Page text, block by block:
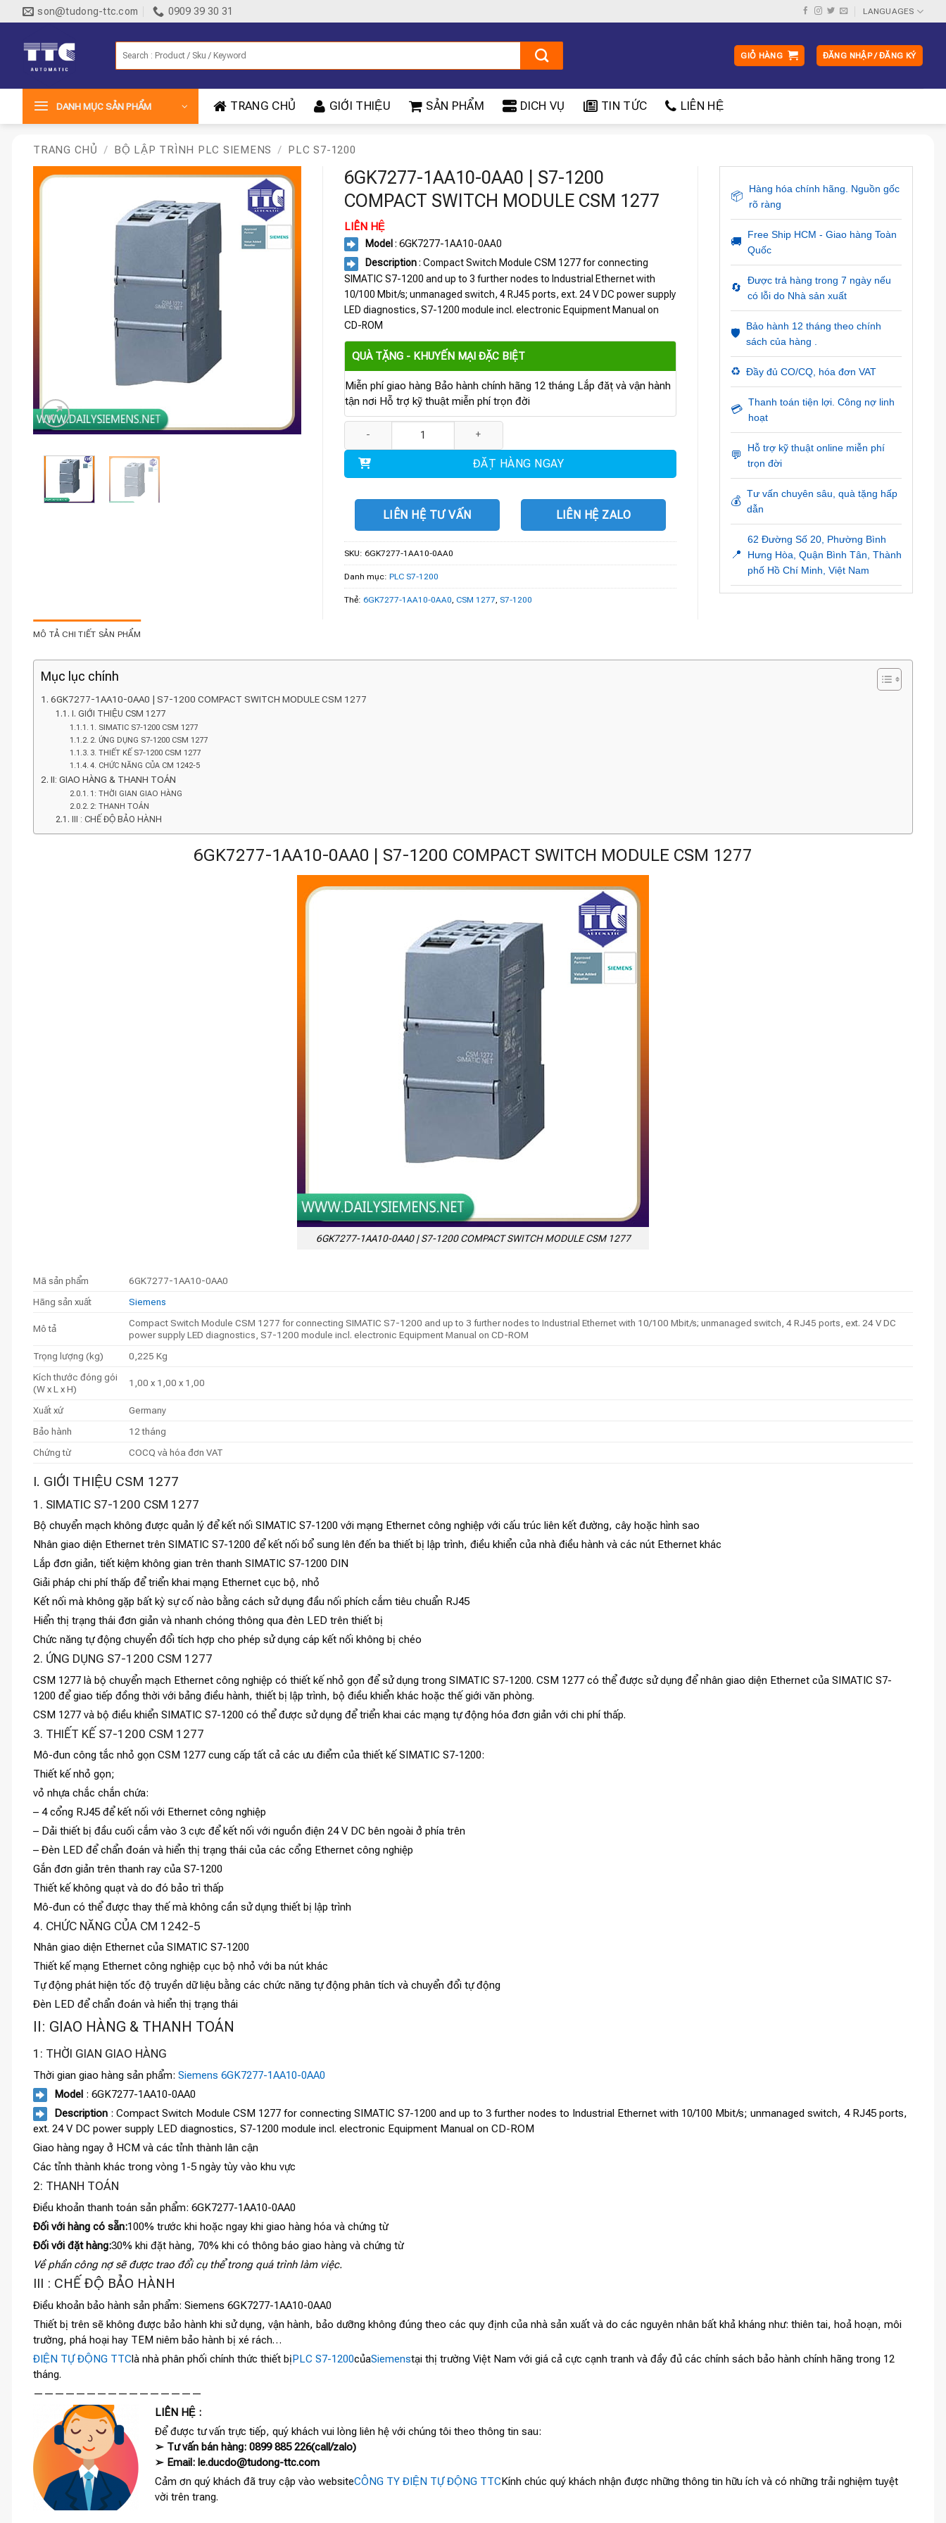
qua
son@tudong-ttc.com 0909 39 30 31 LANGUAGES
GIỎ HÀNG ĐĂNG NHẬP / ĐĂNG KÝ
DANH MỤC SẢN PHẨM TRANG CHỦ GIỚI THIỆU SẢN PHẨM DICH VỤ TIN TỨC LIÊN HỆ
TRANG CHỦ / BỘ LẬP TRÌNH PLC SIEMENS / PLC S7-1200
6GK7277-1AA10-0AA0 | S7-1200
COMPACT SWITCH MODULE CSM 1277
LIÊN HỆ
Model : 6GK7277-1AA10-0AA0
Description: Compact Switch Module CSM 1277 for connecting
SIMATIC S7-1200 and up to 3 further nodes to Industrial Ethernet with
10/100 Mbit/s; unmanaged switch, 4 RJ45 ports, ext. 24 V DC power supply
LED diagnostics, S7-1200 module incl. electronic Equipment Manual on
CD-ROM
QUÀ TẶNG - KHUYẾN MẠI ĐẶC BIỆT
Miễn phí giao hàng Bảo hành chính hãng 12 tháng Lắp đặt và vận hành
tận nơi Hỗ trợ kỹ thuật miễn phí trọn đời
ĐẶT HÀNG NGAY
LIÊN HỆ TƯ VẤN LIÊN HỆ ZALO
SKU: 6GK7277-1AA10-0AA0
Danh mục: PLC S7-1200
Thẻ: 6GK7277-1AA10-0AA0 CSM 1277 S7-1200
📦
Hàng hóa chính hãng. Nguồn gốc
rõ ràng
🚚
Free Ship HCM - Giao hàng Toàn
Quốc
🔄
Được trả hàng trong 7 ngày nếu
có lỗi do Nhà sản xuất
🛡️
Bảo hành 12 tháng theo chính
sách của hàng .
♻️ Đầy đủ CO/CQ, hóa đơn VAT
💳
Thanh toán tiện lợi. Công nợ linh
hoạt
💬
Hỗ trợ kỹ thuật online miễn phí
trọn đời
💰
Tư vấn chuyên sâu, quà tặng hấp
dẫn
📍
62 Đường Số 20, Phường Bình
Hưng Hòa, Quận Bình Tân, Thành
phố Hồ Chí Minh, Việt Nam
MÔ TẢ CHI TIẾT SẢN PHẨM
Mục lục chính
6GK7277-1AA10-0AA0 | S7-1200 COMPACT SWITCH MODULE CSM 1277
I. GIỚI THIỆU CSM 1277
1. SIMATIC S7-1200 CSM 1277
2. ỨNG DỤNG S7-1200 CSM 1277
3. THIẾT KẾ S7-1200 CSM 1277
4. CHỨC NĂNG CỦA CM 1242-5
II: GIAO HÀNG & THANH TOÁN
1: THỜI GIAN GIAO HÀNG
2: THANH TOÁN
III : CHẾ ĐỘ BẢO HÀNH
6GK7277-1AA10-0AA0 | S7-1200 COMPACT SWITCH MODULE CSM 1277
6GK7277-1AA10-0AA0 | S7-1200 COMPACT SWITCH MODULE CSM 1277
Mã sản phẩm
6GK7277-1AA10-0AA0
Hãng sản xuất
Siemens
Mô tả
Compact Switch Module CSM 1277 for connecting SIMATIC S7-1200 and up to 3 further nodes to Industrial Ethernet with 10/100 Mbit/s; unmanaged switch, 4 RJ45 ports, ext. 24 V DC
power supply LED diagnostics, S7-1200 module incl. electronic Equipment Manual on CD-ROM
Trọng lượng (kg)
0,225 Kg
Kích thước đóng gói
(W x L x H)
1,00 x 1,00 x 1,00
Xuất xứ
Germany
Bảo hành
12 tháng
Chứng từ
COCQ và hóa đơn VAT
I. GIỚI THIỆU CSM 1277
1. SIMATIC S7-1200 CSM 1277
Bộ chuyển mạch không được quản lý để kết nối SIMATIC S7-1200 với mạng Ethernet công nghiệp với cấu trúc liên kết đường, cây hoặc hình sao
Nhân giao diện Ethernet trên SIMATIC S7-1200 để kết nối bổ sung lên đến ba thiết bị lập trình, điều khiển của nhà điều hành và các nút Ethernet khác
Lắp đơn giản, tiết kiệm không gian trên thanh SIMATIC S7-1200 DIN
Giải pháp chi phí thấp để triển khai mạng Ethernet cục bộ, nhỏ
Kết nối mà không gặp bất kỳ sự cố nào bằng cách sử dụng đầu nối phích cắm tiêu chuẩn RJ45
Hiển thị trạng thái đơn giản và nhanh chóng thông qua đèn LED trên thiết bị
Chức năng tự động chuyển đổi tích hợp cho phép sử dụng cáp kết nối không bị chéo
2. ỨNG DỤNG S7-1200 CSM 1277
CSM 1277 là bộ chuyển mạch Ethernet công nghiệp có thiết kế nhỏ gọn để sử dụng trong SIMATIC S7-1200. CSM 1277 có thể được sử dụng để nhân giao diện Ethernet của SIMATIC S7-
1200 để giao tiếp đồng thời với bảng điều hành, thiết bị lập trình, bộ điều khiển khác hoặc thế giới văn phòng.
CSM 1277 và bộ điều khiển SIMATIC S7-1200 có thể được sử dụng để triển khai các mạng tự động hóa đơn giản với chi phí thấp.
3. THIẾT KẾ S7-1200 CSM 1277
Mô-đun công tắc nhỏ gọn CSM 1277 cung cấp tất cả các ưu điểm của thiết kế SIMATIC S7-1200:
Thiết kế nhỏ gọn;
vỏ nhựa chắc chắn chứa:
– 4 cổng RJ45 để kết nối với Ethernet công nghiệp
– Dải thiết bị đầu cuối cắm vào 3 cực để kết nối với nguồn điện 24 V DC bên ngoài ở phía trên
– Đèn LED để chẩn đoán và hiển thị trạng thái của các cổng Ethernet công nghiệp
Gắn đơn giản trên thanh ray của S7-1200
Thiết kế không quạt và do đó bảo trì thấp
Mô-đun có thể được thay thế mà không cần sử dụng thiết bị lập trình
4. CHỨC NĂNG CỦA CM 1242-5
Nhân giao diện Ethernet của SIMATIC S7-1200
Thiết kế mạng Ethernet công nghiệp cục bộ nhỏ với ba nút khác
Tự động phát hiện tốc độ truyền dữ liệu bằng các chức năng tự động phân tích và chuyển đổi tự động
Đèn LED để chẩn đoán và hiển thị trạng thái
II: GIAO HÀNG & THANH TOÁN
1: THỜI GIAN GIAO HÀNG
Thời gian giao hàng sản phẩm: Siemens 6GK7277-1AA10-0AA0
Model : 6GK7277-1AA10-0AA0
Description : Compact Switch Module CSM 1277 for connecting SIMATIC S7-1200 and up to 3 further nodes to Industrial Ethernet with 10/100 Mbit/s; unmanaged switch, 4 RJ45 ports,
ext. 24 V DC power supply LED diagnostics, S7-1200 module incl. electronic Equipment Manual on CD-ROM
Giao hàng ngay ở HCM và các tỉnh thành lân cận
Các tỉnh thành khác trong vòng 1-5 ngày tùy vào khu vực
2: THANH TOÁN
Điều khoản thanh toán sản phẩm: 6GK7277-1AA10-0AA0
Đối với hàng có sẵn:100% trước khi hoặc ngay khi giao hàng hóa và chứng từ
Đối với đặt hàng:30% khi đặt hàng, 70% khi có thông báo giao hàng và chứng từ
Về phần công nợ sẽ được trao đổi cụ thể trong quá trình làm việc.
III : CHẾ ĐỘ BẢO HÀNH
Điều khoản bảo hành sản phẩm: Siemens 6GK7277-1AA10-0AA0
Thiết bị trên sẽ không được bảo hành khi sử dụng, vận hành, bảo dưỡng không đúng theo các quy định của nhà sản xuất và do các nguyên nhân bất khả kháng như: thiên tai, hoả hoạn, môi
trường, phá hoại hay TEM niêm bảo hành bị xé rách…
ĐIỆN TỰ ĐỘNG TTClà nhà phân phối chính thức thiết bịPLC S7-1200củaSiemenstại thị trường Việt Nam với giá cả cực cạnh tranh và đầy đủ các chính sách bảo hành chính hãng trong 12
tháng.
————————————————
LIÊN HỆ :
Để được tư vấn trực tiếp, quý khách vui lòng liên hệ với chúng tôi theo thông tin sau:
➢ Tư vấn bán hàng: 0899 885 226(call/zalo)
➢ Email: le.ducdo@tudong-ttc.com
Cảm ơn quý khách đã truy cập vào websiteCÔNG TY ĐIỆN TỰ ĐỘNG TTCKính chúc quý khách nhận được những thông tin hữu ích và có những trải nghiệm tuyệt
vời trên trang.